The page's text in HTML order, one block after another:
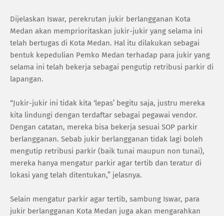
Dijelaskan Iswar, perekrutan jukir berlangganan Kota
Medan akan memprioritaskan jukir-jukir yang selama ini
telah bertugas di Kota Medan. Hal itu dilakukan sebagai
bentuk kepedulian Pemko Medan terhadap para jukir yang
selama ini telah bekerja sebagai pengutip retribusi parkir di
lapangan.
“Jukir-jukir ini tidak kita ‘lepas’ begitu saja, justru mereka
kita lindungi dengan terdaftar sebagai pegawai vendor.
Dengan catatan, mereka bisa bekerja sesuai SOP parkir
berlangganan. Sebab jukir berlangganan tidak lagi boleh
mengutip retribusi parkir (baik tunai maupun non tunai),
mereka hanya mengatur parkir agar tertib dan teratur di
lokasi yang telah ditentukan,” jelasnya.
Selain mengatur parkir agar tertib, sambung Iswar, para
jukir berlangganan Kota Medan juga akan mengarahkan